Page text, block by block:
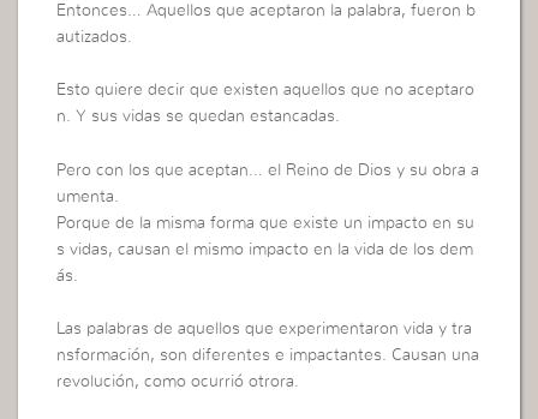
Entonces… Aquellos que aceptaron la palabra, fueron b
autizados.
Esto quiere decir que existen aquellos que no aceptaro
n. Y sus vidas se quedan estancadas.
Pero con los que aceptan… el Reino de Dios y su obra a
umenta.
Porque de la misma forma que existe un impacto en su
s vidas, causan el mismo impacto en la vida de los dem
ás.
Las palabras de aquellos que experimentaron vida y tra
nsformación, son diferentes e impactantes. Causan una
revolución, como ocurrió otrora.